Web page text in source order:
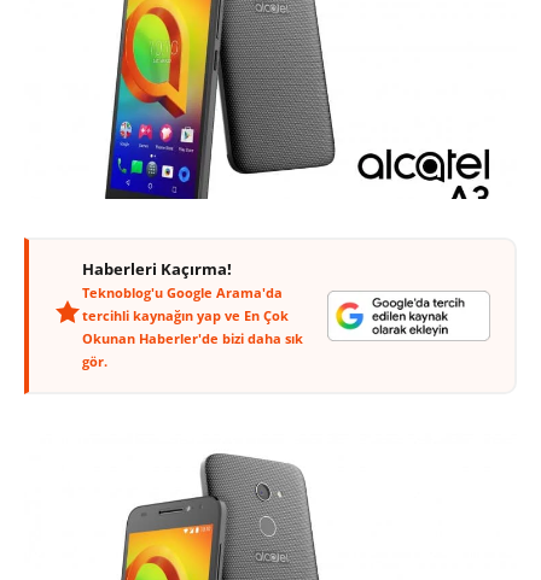
Haberleri Kaçırma!
Teknoblog'u Google Arama'da
tercihli kaynağın yap ve En Çok
Okunan Haberler'de bizi daha sık
gör.